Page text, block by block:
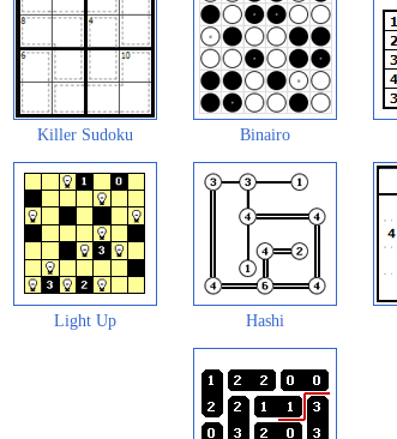
Killer Sudoku Binairo
Light Up Hashi